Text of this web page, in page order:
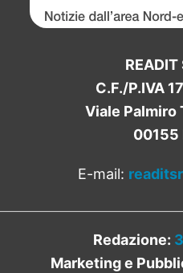
READIT
C.F./P.IVA
Viale Palmiro
00155
E-mail:
Redazione:
Marketing e